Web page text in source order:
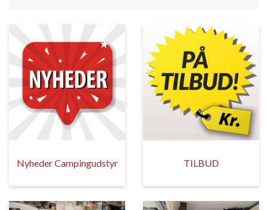
Nyheder Campingudstyr TILBUD